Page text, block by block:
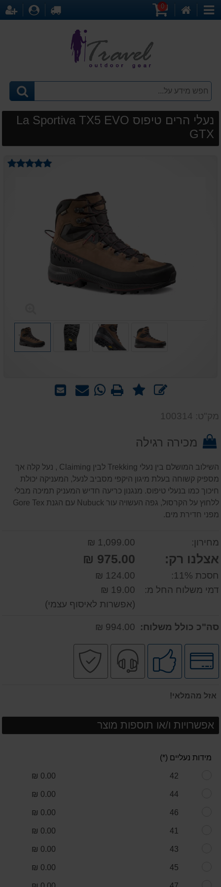
קטגוריות
0
לקופה
נעלי הרים טיפוס La Sportiva TX5 EVO
GTX
שלח
שאל WhatsApp
הדפס
מספר
מק"ט: 100314
מכירה רגילה
השילוב המושלם בין נעלי Trekking לבין Claiming , נעל קלה אך
מספיק קשוחה בעלת מיגון היקפי מסביב לנעל, המעניקה יכולת
חיכוך כמו בנעלי טיפוס. מנגנון כריעה חדיש המעניק תמיכה מבלי
ללחוץ על הקרסול, גפה העשויה עור Nubuck עם הגנת Gore Tex
מפני חדירת מים.
מחירון: 1,099.00 ₪
אצלנו רק: 975.00 ₪
חסכת 11%:
124.00 ₪
דמי משלוח החל מ:
19.00 ₪
(אפשרות לאיסוף עצמי)
סה"כ כולל משלוח: 994.00 ₪
לחץ
לאפשרויות
תשלומים
מומלץ
ע"י
לקוחות
שירות
מקצועי
אזל מהמלאי!
אפשרויות ו/או תוספות מוצר
מידות נעליים (*)
42
0.00 ₪
44
0.00 ₪
46
0.00 ₪
41
0.00 ₪
43
0.00 ₪
45
0.00 ₪